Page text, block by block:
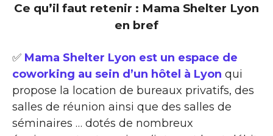
Ce qu’il faut retenir : Mama Shelter Lyon
en bref
✅ Mama Shelter Lyon est un espace de
coworking au sein d’un hôtel à Lyon qui
propose la location de bureaux privatifs, des
salles de réunion ainsi que des salles de
séminaires … dotés de nombreux